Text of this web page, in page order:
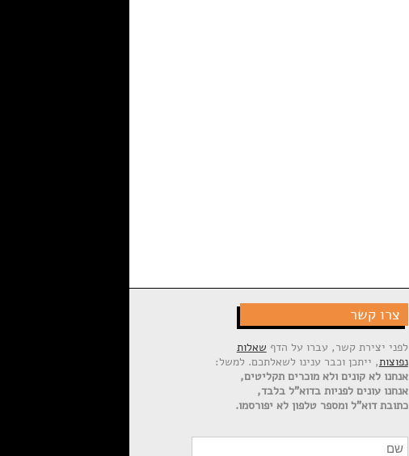
צרו קשר
לפני יצירת קשר, עברו על הדף שאלות
נפוצות, ייתכן וכבר ענינו לשאלתכם. למשל:
אנחנו לא קונים ולא מוכרים תקליטים,
אנחנו עונים לפניות בדוא"ל בלבד,
כתובת דוא"ל ומספר טלפון לא יפורסמו.